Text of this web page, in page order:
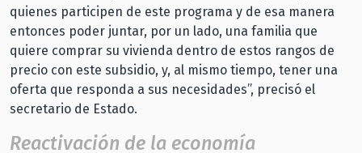
quienes participen de este programa y de esa manera
entonces poder juntar, por un lado, una familia que
quiere comprar su vivienda dentro de estos rangos de
precio con este subsidio, y, al mismo tiempo, tener una
oferta que responda a sus necesidades”, precisó el
secretario de Estado.
Reactivación de la economía